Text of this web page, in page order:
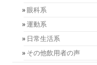
眼科系
運動系
日常生活系
その他飲用者の声